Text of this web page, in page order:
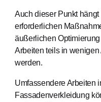
Auch dieser Punkt
erforderlichen
äußerlichen
Arbeiten teils in
werden.
Umfassendere Arbeiten
Fassadenverkleidung